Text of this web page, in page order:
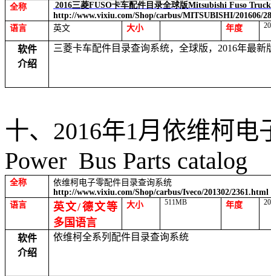
全称 2016三菱FUSO卡车配件目录全球版Mitsubishi Fuso
http://www.vixiu.com/Shop/carbus/MITSUBISHI/201606/
语言
英文 大小 年度
软件
介绍
三菱卡车配件目录查询系统，全球版， 2016年最新
十、 2016年1月依维柯电
Power Bus Parts catalog
全称
依维柯电子零配件目录查询系统
http://www.vixiu.com/Shop/carbus/Iveco/201302/2361.html
语言
英文/德文等
多国语言
大小 511MB 年度
软件
介绍
依维柯全系列配件目录查询系统